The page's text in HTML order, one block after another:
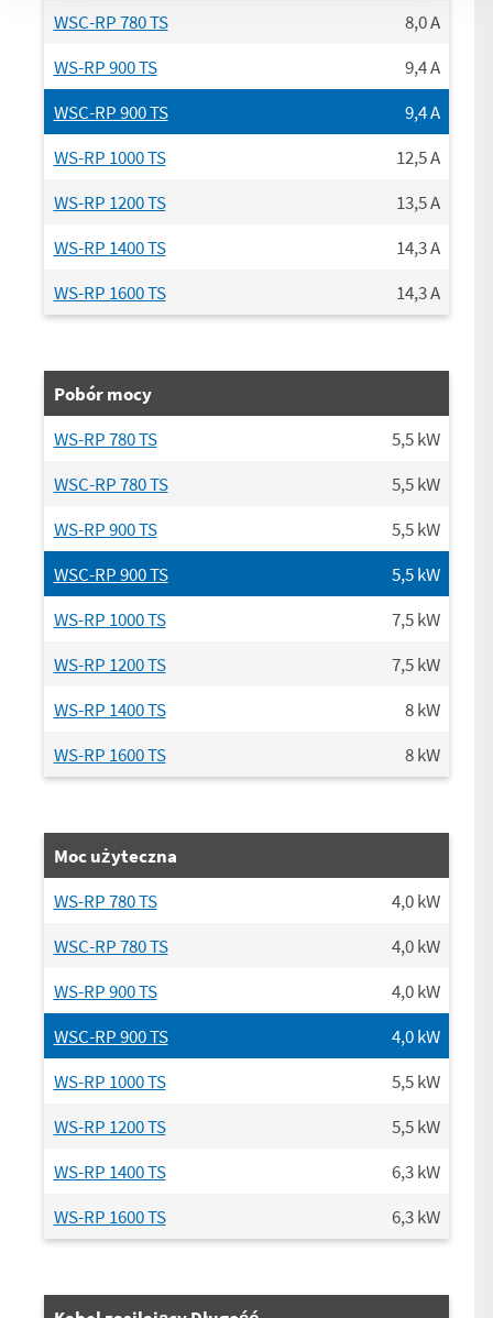
WSC-RP 780 TS
8,0A
WS-RP 900 TS
9,4A
WSC-RP 900 TS
9,4A
WS-RP 1000 TS
12,5A
WS-RP 1200 TS
13,5A
WS-RP 1400 TS
14,3A
WS-RP 1600 TS
14,3A
Pobór mocy
WS-RP 780 TS
5,5kW
WSC-RP 780 TS
5,5kW
WS-RP 900 TS
5,5kW
WSC-RP 900 TS
5,5kW
WS-RP 1000 TS
7,5kW
WS-RP 1200 TS
7,5kW
WS-RP 1400 TS
8kW
WS-RP 1600 TS
8kW
Moc użyteczna
WS-RP 780 TS
4,0kW
WSC-RP 780 TS
4,0kW
WS-RP 900 TS
4,0kW
WSC-RP 900 TS
4,0kW
WS-RP 1000 TS
5,5kW
WS-RP 1200 TS
5,5kW
WS-RP 1400 TS
6,3kW
WS-RP 1600 TS
6,3kW